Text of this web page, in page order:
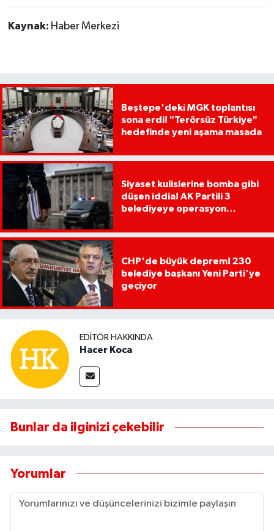
Kaynak: Haber Merkezi
Beştepe'deki MGK toplantısı
sona erdi! "Terörsüz Türkiye"
hedefinde yeni aşama masada
Siyaset kulislerine bomba gibi
düşen iddia! AK Partili 3
belediyeye operasyon
CHP'de büyük deprem! 230
belediye başkanı Yeni Parti'ye
geçiyor
EDITÖR HAKKINDA
Hacer Koca
Bunlar da ilginizi çekebilir
Yorumlar